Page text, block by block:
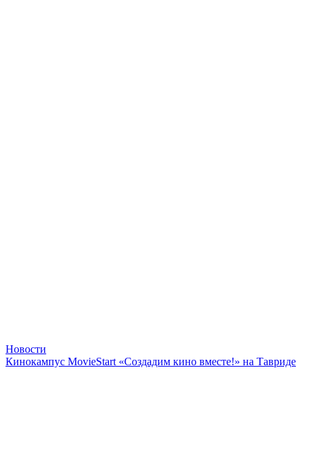
Новости
Кинокампус MovieStart «Создадим кино вместе!» на Тавриде